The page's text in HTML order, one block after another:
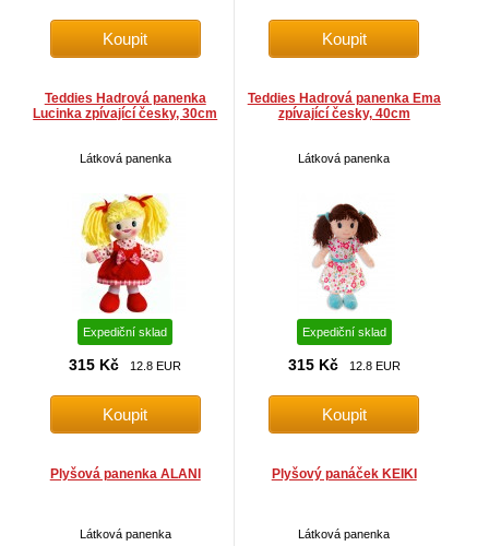
Teddies Hadrová panenka
Lucinka zpívající česky, 30cm
Látková panenka
Expediční sklad
315 Kč 12.8 EUR
Teddies Hadrová panenka Ema
zpívající česky, 40cm
Látková panenka
Expediční sklad
315 Kč 12.8 EUR
Plyšová panenka ALANI
Látková panenka
Plyšový panáček KEIKI
Látková panenka